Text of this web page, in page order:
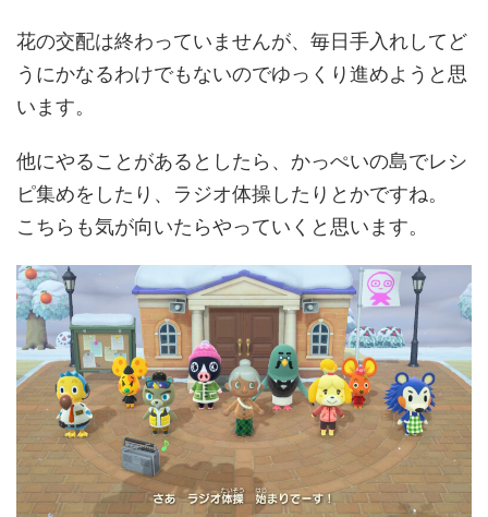
花の交配は終わっていませんが、毎日手入れしてど
うにかなるわけでもないのでゆっくり進めようと思
います。
他にやることがあるとしたら、かっぺいの島でレシ
ピ集めをしたり、ラジオ体操したりとかですね。
こちらも気が向いたらやっていくと思います。